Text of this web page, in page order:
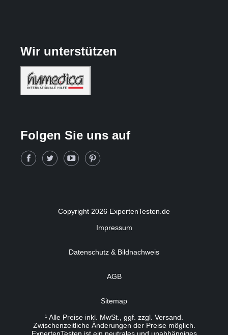
Wir unterstützen
Folgen Sie uns auf
Copyright 2026 ExpertenTesten.de
Impressum
Datenschutz & Bildnachweis
AGB
Sitemap
¹ Alle Preise inkl. MwSt., ggf. zzgl. Versand.
Zwischenzeitliche Änderungen der Preise möglich.